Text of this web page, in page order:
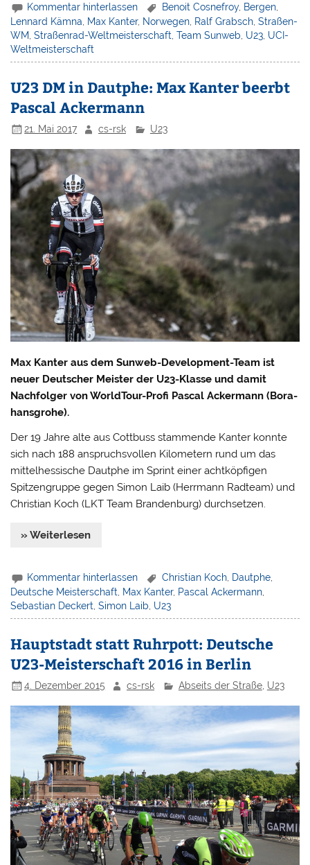
Kommentar hinterlassen Benoit Cosnefroy, Bergen
Lennard Kämna
Max Kanter, Norwegen Ralf Grabsch ,Straßen-
WM ,Straßenrad-Weltmeisterschaft ,Team Sunweb U23 UCI-
Weltmeisterschaft
U23 DM in Dautphe: Max Kanter beerbt
Pascal Ackermann
21. Mai 2017 cs-rsk U23
Max Kanter aus dem Sunweb-Development-Team ist
neuer Deutscher Meister der U23-Klasse und damit
Nachfolger von WorldTour-Profi Pascal Ackermann (Bora-
hansgrohe).
Der 19 Jahre alte aus Cottbuss stammende Kanter konnte
sich nach 188 anspruchsvollen Kilometern rund um das
mittelhessische Dautphe im Sprint einer achtköpfigen
Spitzengruppe gegen Simon Laib (Herrmann Radteam) und
Christian Koch (LKT Team Brandenburg) durchsetzen.
» Weiterlesen
Kommentar hinterlassen Christian Koch Dautphe
Deutsche Meisterschaft
Max Kanter, Pascal Ackermann
Sebastian Deckert ,Simon Laib U23
Hauptstadt statt Ruhrpott: Deutsche
U23-Meisterschaft 2016 in Berlin
4. Dezember 2015 cs-rsk Abseits der Straße, U23